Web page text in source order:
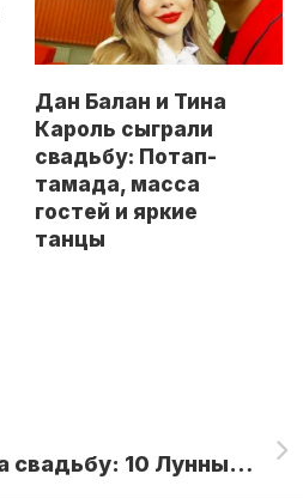
Дан Балан и Тина
Кароль сыграли
свадьбу: Потап-
тамада, масса
гостей и яркие
танцы
Как влияет Луна на свадьбу: 10 Лунный день